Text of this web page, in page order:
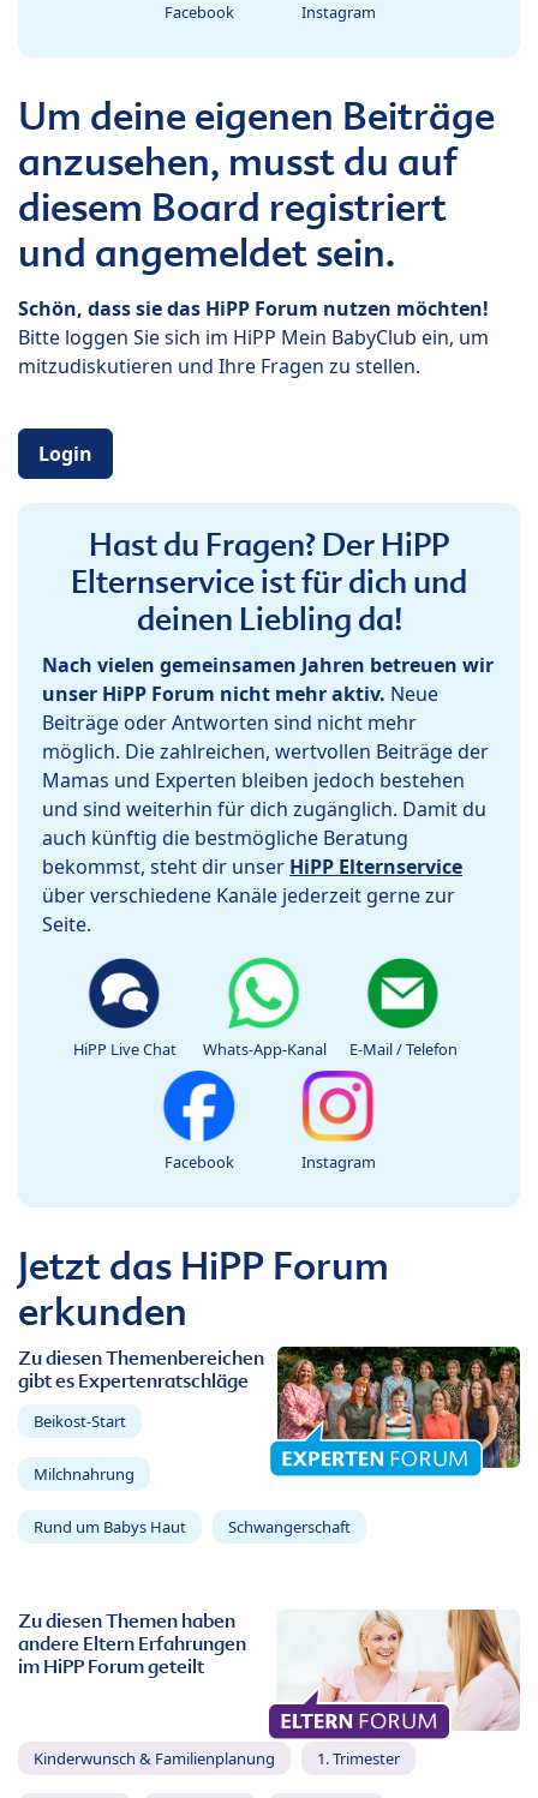
Facebook Instagram
Um deine eigenen Beiträge
anzusehen, musst du auf
diesem Board registriert
und angemeldet sein.
Schön, dass sie das HiPP Forum nutzen möchten!
Bitte loggen Sie sich im HiPP Mein BabyClub ein, um
mitzudiskutieren und Ihre Fragen zu stellen.
Login
Hast du Fragen? Der HiPP
Elternservice ist für dich und
deinen Liebling da!
Nach vielen gemeinsamen Jahren betreuen wir
unser HiPP Forum nicht mehr aktiv. Neue
Beiträge oder Antworten sind nicht mehr
möglich. Die zahlreichen, wertvollen Beiträge der
Mamas und Experten bleiben jedoch bestehen
und sind weiterhin für dich zugänglich. Damit du
auch künftig die bestmögliche Beratung
bekommst, steht dir unser HiPP Elternservice
über verschiedene Kanäle jederzeit gerne zur
Seite.
HiPP Live Chat Whats-App-Kanal E-Mail / Telefon
Facebook Instagram
Jetzt das HiPP Forum
erkunden
Zu diesen Themenbereichen
gibt es Expertenratschläge
Beikost-Start
Milchnahrung
Rund um Babys Haut Schwangerschaft
Zu diesen Themen haben
andere Eltern Erfahrungen
im HiPP Forum geteilt
Kinderwunsch & Familienplanung 1. Trimester